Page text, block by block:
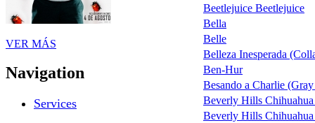
VER MÁS
Navigation
Services
Beetlejuice Beetlejuice
Bella
Belle
Belleza Inesperada
Ben-Hur
Besando a Charlie
Beverly Hills Chihuahua
Beverly Hills